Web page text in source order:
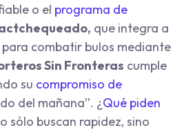
o el programa de
que integra a
para combatir bulos mediante
Sin Fronteras cumple
su compromiso de
del mañana”. ¿Qué piden
sólo buscan rapidez, sino